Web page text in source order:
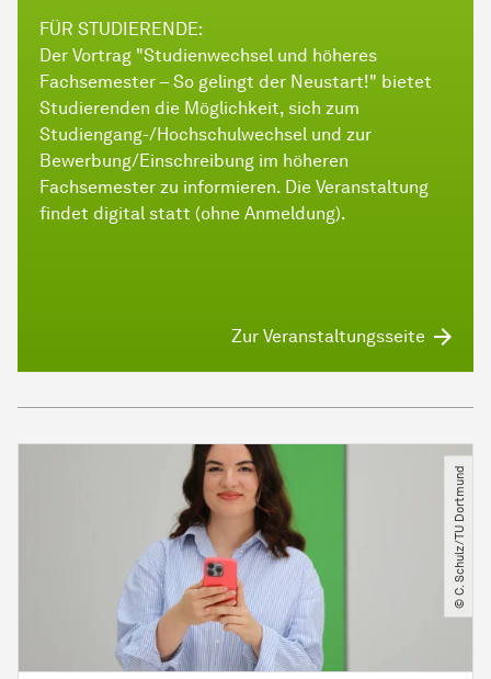
FÜR STUDIERENDE:
Der Vortrag "Studienwechsel und höheres
Fachsemester – So gelingt der Neustart!" bietet
Studierenden die Möglichkeit, sich zum
Studiengang-/Hochschulwechsel und zur
Bewerbung/Einschreibung im höheren
Fachsemester zu informieren. Die Veranstaltung
findet digital statt (ohne Anmeldung).
Zur Veranstaltungsseite
© C. Schulz​/​TU Dortmund